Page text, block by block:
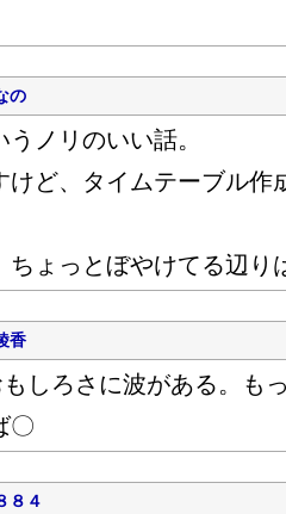
の
ノリのいい話。
けど、タイムテーブル作
ちょっとぼやけてる辺り
香
しろさに波がある。も
〇
８４